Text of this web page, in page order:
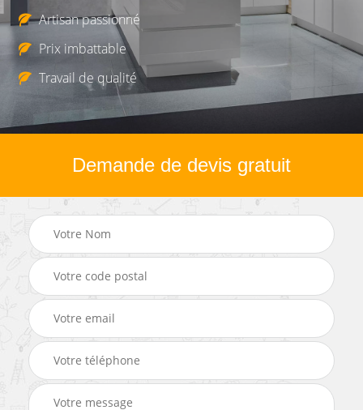
Artisan passionné
Prix imbattable
Travail de qualité
Demande de devis gratuit